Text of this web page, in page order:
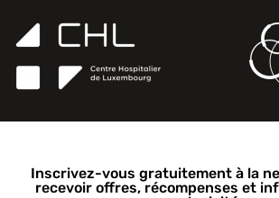
Inscrivez-vous gratuitement à la
recevoir offres, récompenses et